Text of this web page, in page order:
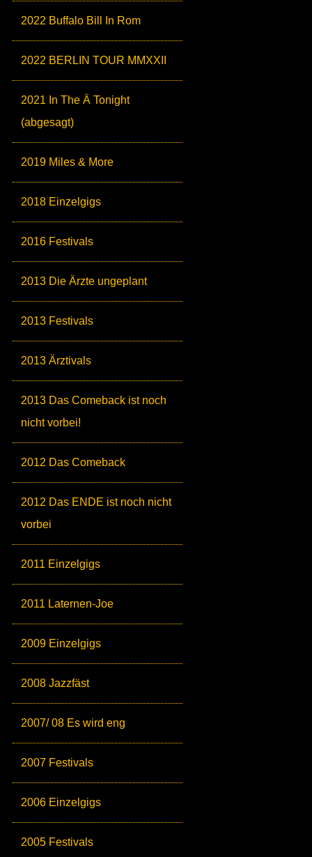
2022 Buffalo Bill In Rom
2022 BERLIN TOUR MMXXII
2021 In The Ä Tonight
(abgesagt)
2019 Miles & More
2018 Einzelgigs
2016 Festivals
2013 Die Ärzte ungeplant
2013 Festivals
2013 Ärztivals
2013 Das Comeback ist noch
nicht vorbei!
2012 Das Comeback
2012 Das ENDE ist noch nicht
vorbei
2011 Einzelgigs
2011 Laternen-Joe
2009 Einzelgigs
2008 Jazzfäst
2007/ 08 Es wird eng
2007 Festivals
2006 Einzelgigs
2005 Festivals